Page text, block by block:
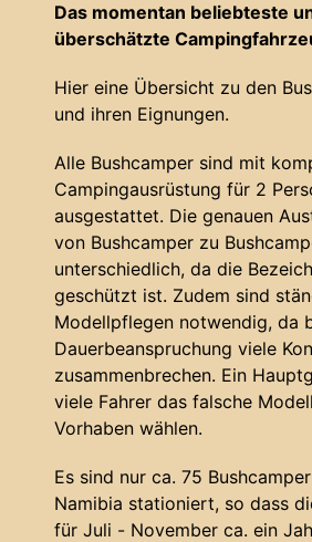
Das momentan beliebteste
überschätzte
Hier eine Übersicht zu den
und ihren Eignungen.
Alle Bushcamper sind mit
Campingausrüstung für 2
ausgestattet. Die genauen
von Bushcamper zu
unterschiedlich, da die
geschützt ist. Zudem sind
Modellpflegen notwendig, da
Dauerbeanspruchung viele
zusammenbrechen. Ein
viele Fahrer das falsche
Vorhaben wählen.
Es sind nur ca. 75
Namibia stationiert, so dass
für Juli - November ca. ein